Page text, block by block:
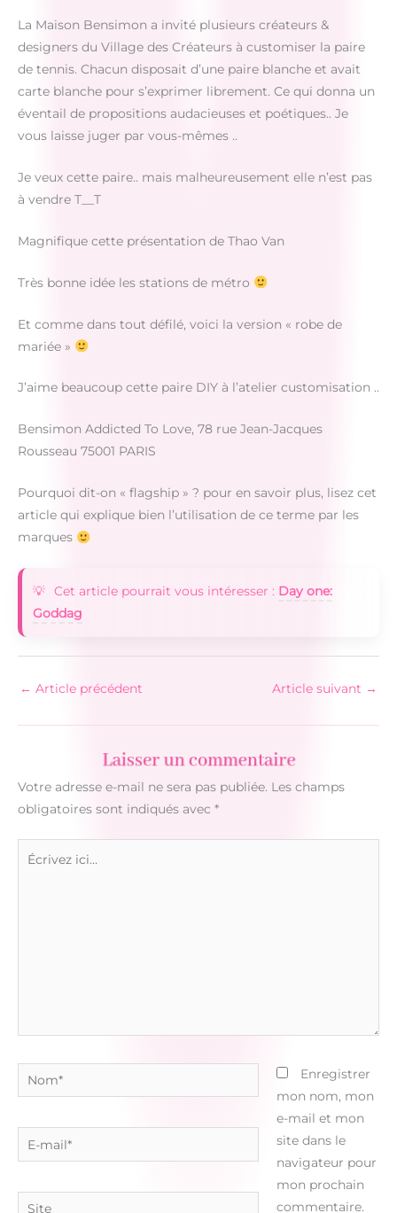
La Maison Bensimon a invité plusieurs créateurs &
designers du Village des Créateurs à customiser la paire
de tennis. Chacun disposait d’une paire blanche et avait
carte blanche pour s’exprimer librement. Ce qui donna un
éventail de propositions audacieuses et poétiques.. Je
vous laisse juger par vous-mêmes ..
Je veux cette paire.. mais malheureusement elle n’est pas
à vendre T__T
Magnifique cette présentation de Thao Van
Très bonne idée les stations de métro
Et comme dans tout défilé, voici la version « robe de
mariée »
J’aime beaucoup cette paire DIY à l’atelier customisation ..
Bensimon Addicted To Love, 78 rue Jean-Jacques
Rousseau 75001 PARIS
Pourquoi dit-on « flagship » ? pour en savoir plus, lisez cet
article qui explique bien l’utilisation de ce terme par les
marques
Cet article pourrait vous intéresser : Day one:
Goddag
← Article précédent Article suivant →
Laisser un commentaire
Votre adresse e-mail ne sera pas publiée. Les champs
obligatoires sont indiqués avec *
Nom*
E-
mail*
Site
Enregistrer
mon nom, mon
e-mail et mon
site dans le
navigateur pour
mon prochain
commentaire.